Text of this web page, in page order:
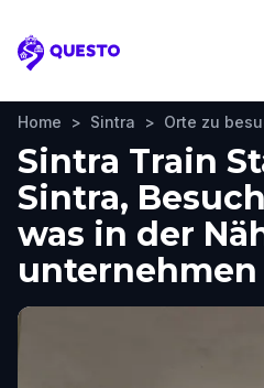
Questo
Home > Sintra > Orte zu
Sintra Train
Sintra,
was in der
unternehmen